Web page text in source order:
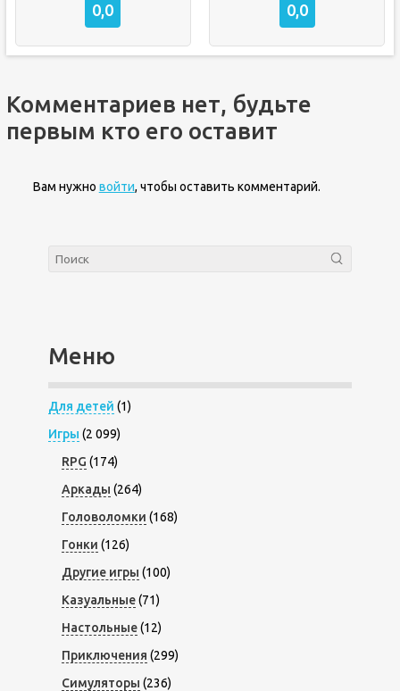
0,0 0,0
Комментариев нет, будьте
первым кто его оставит
Вам нужно войти, чтобы оставить комментарий.
Меню
Для детей (1)
Игры (2 099)
RPG (174)
Аркады (264)
Головоломки (168)
Гонки (126)
Другие игры (100)
Казуальные(71)
Настольные(12)
Приключения (299)
Симуляторы (236)